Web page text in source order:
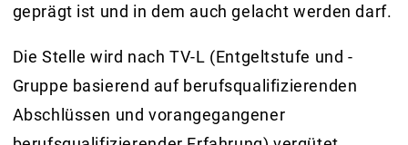
geprägt ist und in dem auch gelacht werden darf.
Die Stelle wird nach TV-L (Entgeltstufe und -
Gruppe basierend auf berufsqualifizierenden
Abschlüssen und vorangegangener